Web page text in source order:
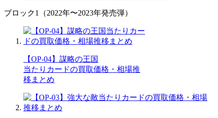
ブロック1（2022年〜2023年発売弾）
【OP-04】謀略の王国
当たりカードの買取価格・相場推
移まとめ